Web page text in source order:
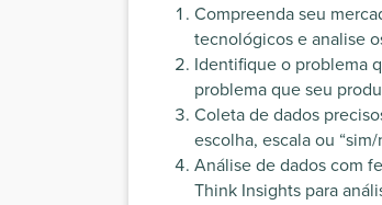
Compreenda seu
tecnológicos e analise
Identifique o problema
problema que seu
Coleta de dados
escolha, escala ou “sim/
Análise de dados com
Think Insights para